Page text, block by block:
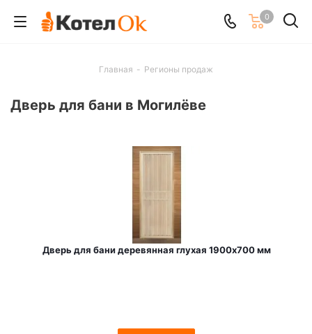
0
Главная - Регионы продаж
Дверь для бани в Могилёве
Дверь для бани деревянная глухая 1900х700 мм